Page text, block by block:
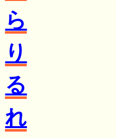
ら
り
る
れ